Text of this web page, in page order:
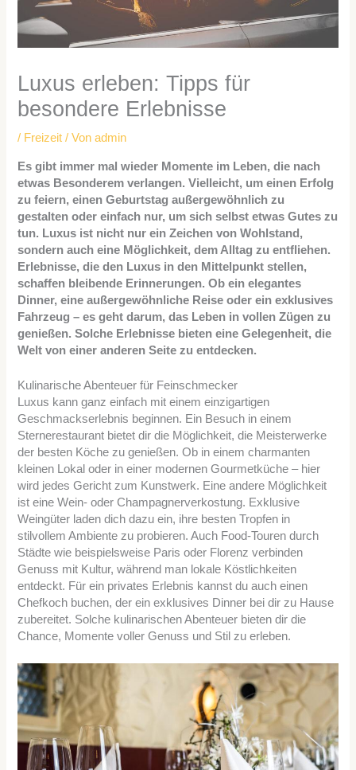
Luxus erleben: Tipps für
besondere Erlebnisse
/ Freizeit / Vonadmin
Es gibt immer mal wieder Momente im Leben, die nach
etwas Besonderem verlangen. Vielleicht, um einen Erfolg
zu feiern, einen Geburtstag außergewöhnlich zu
gestalten oder einfach nur, um sich selbst etwas Gutes zu
tun. Luxus ist nicht nur ein Zeichen von Wohlstand,
sondern auch eine Möglichkeit, dem Alltag zu entfliehen.
Erlebnisse, die den Luxus in den Mittelpunkt stellen,
schaffen bleibende Erinnerungen. Ob ein elegantes
Dinner, eine außergewöhnliche Reise oder ein exklusives
Fahrzeug – es geht darum, das Leben in vollen Zügen zu
genießen. Solche Erlebnisse bieten eine Gelegenheit, die
Welt von einer anderen Seite zu entdecken.
Kulinarische Abenteuer für Feinschmecker
Luxus kann ganz einfach mit einem einzigartigen
Geschmackserlebnis beginnen. Ein Besuch in einem
Sternerestaurant bietet dir die Möglichkeit, die Meisterwerke
der besten Köche zu genießen. Ob in einem charmanten
kleinen Lokal oder in einer modernen Gourmetküche – hier
wird jedes Gericht zum Kunstwerk. Eine andere Möglichkeit
ist eine Wein- oder Champagnerverkostung. Exklusive
Weingüter laden dich dazu ein, ihre besten Tropfen in
stilvollem Ambiente zu probieren. Auch Food-Touren durch
Städte wie beispielsweise Paris oder Florenz verbinden
Genuss mit Kultur, während man lokale Köstlichkeiten
entdeckt. Für ein privates Erlebnis kannst du auch einen
Chefkoch buchen, der ein exklusives Dinner bei dir zu Hause
zubereitet. Solche kulinarischen Abenteuer bieten dir die
Chance, Momente voller Genuss und Stil zu erleben.